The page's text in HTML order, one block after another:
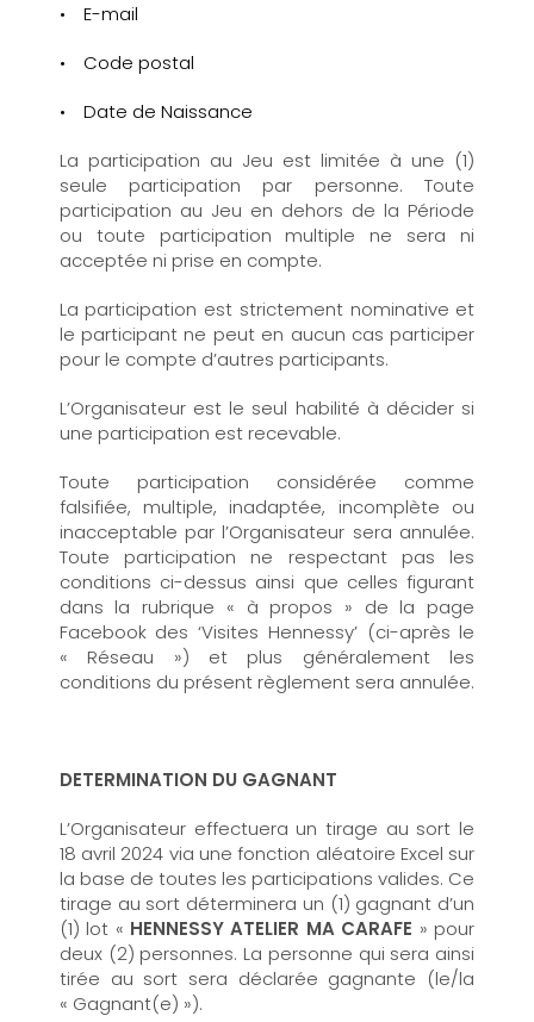
E-mail
Code postal
Date de Naissance
La participation au Jeu est limitée à une (1)
seule participation par personne. Toute
participation au Jeu en dehors de la Période
ou toute participation multiple ne sera ni
acceptée ni prise en compte.
La participation est strictement nominative et
le participant ne peut en aucun cas participer
pour le compte d’autres participants.
L’Organisateur est le seul habilité à décider si
une participation est recevable.
Toute participation considérée comme
falsifiée, multiple, inadaptée, incomplète ou
inacceptable par l’Organisateur sera annulée.
Toute participation ne respectant pas les
conditions ci-dessus ainsi que celles figurant
dans la rubrique « à propos » de la page
Facebook des ‘Visites Hennessy’ (ci-après le
« Réseau ») et plus généralement les
conditions du présent règlement sera annulée.
DETERMINATION DU GAGNANT
L’Organisateur effectuera un tirage au sort le
18 avril 2024 via une fonction aléatoire Excel sur
la base de toutes les participations valides. Ce
tirage au sort déterminera un (1) gagnant d’un
(1) lot « HENNESSY ATELIER MA CARAFE » pour
deux (2) personnes. La personne qui sera ainsi
tirée au sort sera déclarée gagnante (le/la
« Gagnant(e) »).